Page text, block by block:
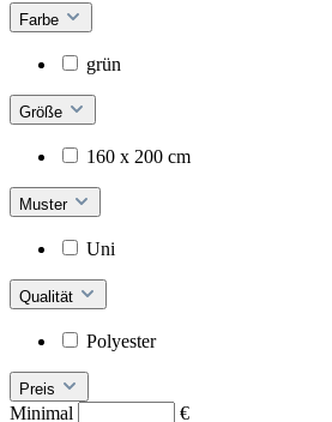
Farbe
grün
Größe
160 x 200 cm
Muster
Uni
Qualität
Polyester
Preis
Minimal
€